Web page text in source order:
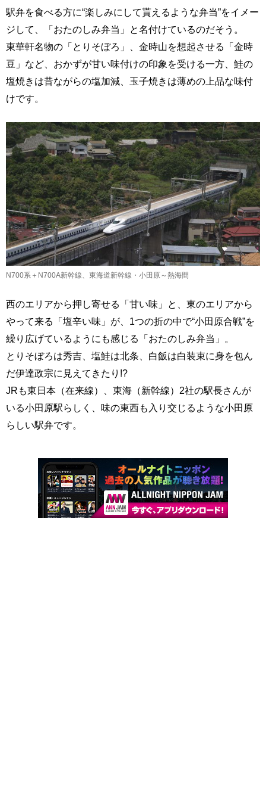
駅弁を食べる方に“楽しみにして貰えるような弁当”をイメー
ジして、「おたのしみ弁当」と名付けているのだそう。
東華軒名物の「とりそぼろ」、金時山を想起させる「金時
豆」など、おかずが甘い味付けの印象を受ける一方、鮭の
塩焼きは昔ながらの塩加減、玉子焼きは薄めの上品な味付
けです。
N700系＋N700A新幹線、東海道新幹線・小田原～熱海間
西のエリアから押し寄せる「甘い味」と、東のエリアから
やって来る「塩辛い味」が、1つの折の中で“小田原合戦”を
繰り広げているようにも感じる「おたのしみ弁当」。
とりそぼろは秀吉、塩鮭は北条、白飯は白装束に身を包ん
だ伊達政宗に見えてきたり!?
JRも東日本（在来線）、東海（新幹線）2社の駅長さんが
いる小田原駅らしく、味の東西も入り交じるような小田原
らしい駅弁です。